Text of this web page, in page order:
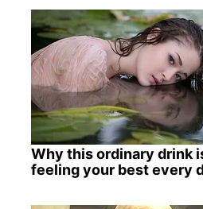
Why this ordinary drink
feeling your best every